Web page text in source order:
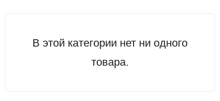
В этой категории нет ни одного
товара.